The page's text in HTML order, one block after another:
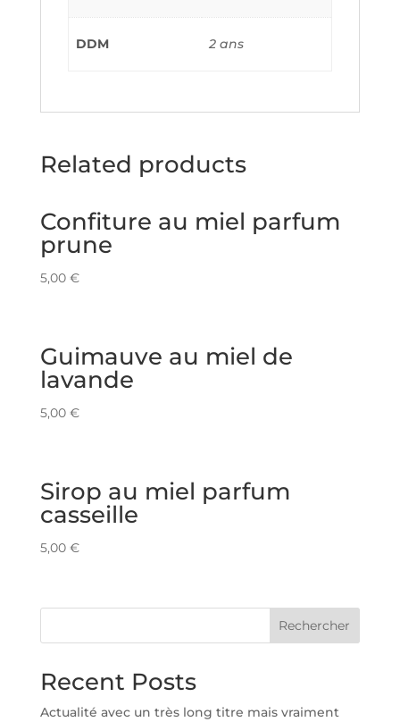
DDM 2 ans
Related products
Confiture au miel parfum
prune
5,00 €
Guimauve au miel de
lavande
5,00 €
Sirop au miel parfum
casseille
5,00 €
Rechercher
Recent Posts
Actualité avec un très long titre mais vraiment